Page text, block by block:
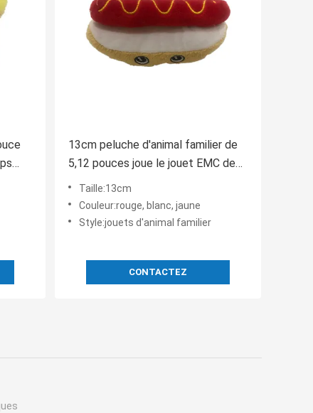
13cm peluche d'animal familier de
5,12 pouces joue le jouet EMC de
chien de peluche de hot-dog
Taille:13cm
Couleur:rouge, blanc, jaune
Style:jouets d'animal familier
CONTACTEZ